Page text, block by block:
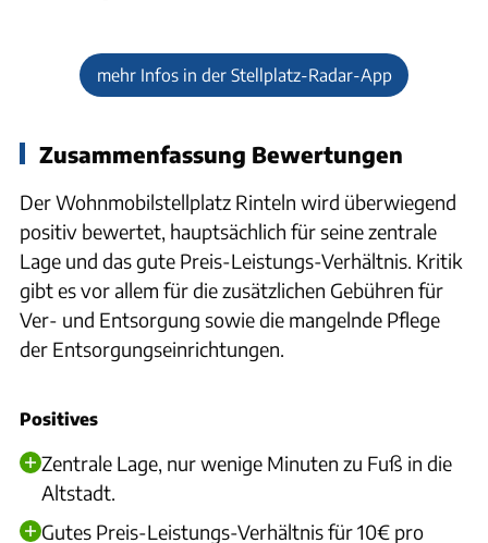
mehr Infos in der Stellplatz-Radar-App
Zusammenfassung Bewertungen
Der Wohnmobilstellplatz Rinteln wird überwiegend
positiv bewertet, hauptsächlich für seine zentrale
Lage und das gute Preis-Leistungs-Verhältnis. Kritik
gibt es vor allem für die zusätzlichen Gebühren für
Ver- und Entsorgung sowie die mangelnde Pflege
der Entsorgungseinrichtungen.
Positives
Zentrale Lage, nur wenige Minuten zu Fuß in die
Altstadt.
Gutes Preis-Leistungs-Verhältnis für 10€ pro